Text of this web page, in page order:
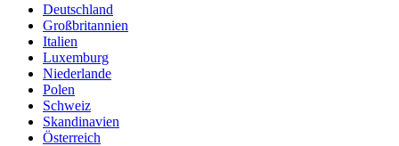
Deutschland
Großbritannien
Italien
Luxemburg
Niederlande
Polen
Schweiz
Skandinavien
Österreich